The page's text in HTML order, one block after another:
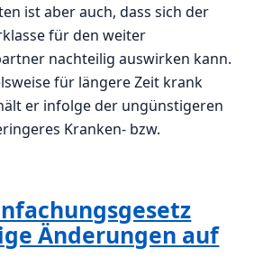
ist aber auch, dass sich der
für den weiter
nachteilig auswirken kann.
für längere Zeit krank
er infolge der ungünstigeren
Kranken- bzw.
Änderungen auf